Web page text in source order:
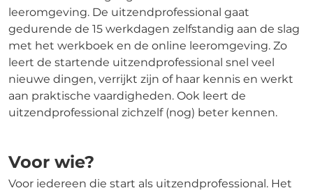
leeromgeving. De uitzendprofessional gaat
gedurende de 15 werkdagen zelfstandig aan de slag
met het werkboek en de online leeromgeving. Zo
leert de startende uitzendprofessional snel veel
nieuwe dingen, verrijkt zijn of haar kennis en werkt
aan praktische vaardigheden. Ook leert de
uitzendprofessional zichzelf (nog) beter kennen.
Voor wie?
Voor iedereen die start als uitzendprofessional. Het